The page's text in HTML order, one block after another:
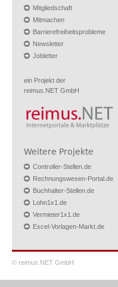
Mitgliedschaft
Mitmachen
Barrierefreiheitsprobleme
Newsletter
Jobletter
ein Projekt der
reimus.NET GmbH
Weitere Projekte
Controller-Stellen.de
Rechnungswesen-Portal.de
Buchhalter-Stellen.de
Lohn1x1.de
Vermieter1x1.de
Excel-Vorlagen-Markt.de
© reimus.NET GmbH